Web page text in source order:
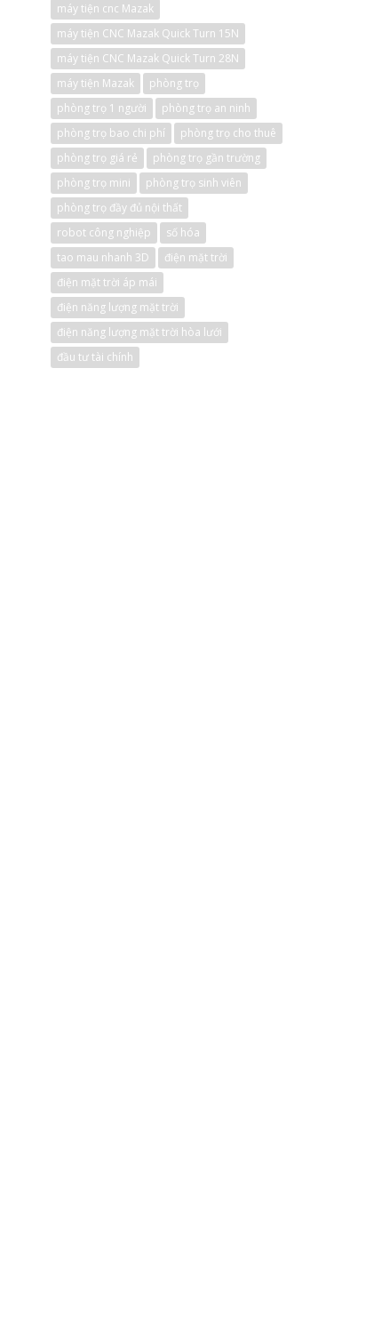
máy tiện cnc Mazak
máy tiện CNC Mazak Quick Turn 15N
máy tiện CNC Mazak Quick Turn 28N
máy tiện Mazak
phòng trọ
phòng trọ 1 người
phòng trọ an ninh
phòng trọ bao chi phí
phòng trọ cho thuê
phòng trọ giá rẻ
phòng trọ gần trường
phòng trọ mini
phòng trọ sinh viên
phòng trọ đầy đủ nội thất
robot công nghiệp
số hóa
tao mau nhanh 3D
điện mặt trời
điện mặt trời áp mái
điện năng lượng mặt trời
điện năng lượng mặt trời hòa lưới
đầu tư tài chính